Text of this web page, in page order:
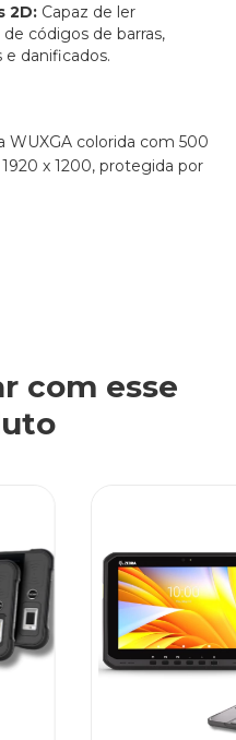
2D: Capaz de ler
códigos de barras,
danificados.
WUXGA colorida com 500
x 1200, protegida por
com esse